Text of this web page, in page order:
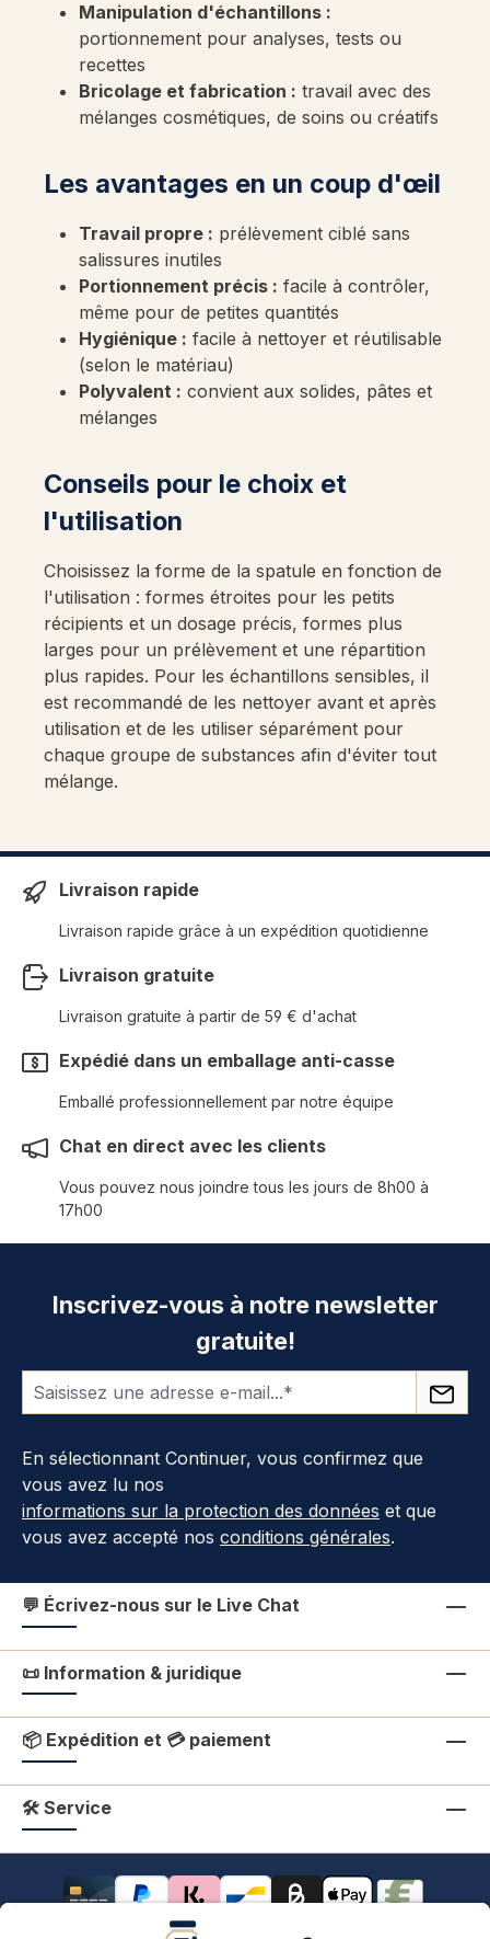
Manipulation d'échantillons :
portionnement pour analyses, tests ou
recettes
Bricolage et fabrication : travail avec des
mélanges cosmétiques, de soins ou créatifs
Les avantages en un coup d'œil
Travail propre : prélèvement ciblé sans
salissures inutiles
Portionnement précis : facile à contrôler,
même pour de petites quantités
Hygiénique : facile à nettoyer et réutilisable
(selon le matériau)
Polyvalent : convient aux solides, pâtes et
mélanges
Conseils pour le choix et
l'utilisation
Choisissez la forme de la spatule en fonction de
l'utilisation : formes étroites pour les petits
récipients et un dosage précis, formes plus
larges pour un prélèvement et une répartition
plus rapides. Pour les échantillons sensibles, il
est recommandé de les nettoyer avant et après
utilisation et de les utiliser séparément pour
chaque groupe de substances afin d'éviter tout
mélange.
Livraison rapide
Livraison rapide grâce à un expédition quotidienne
Livraison gratuite
Livraison gratuite à partir de 59 € d'achat
Expédié dans un emballage anti-casse
Emballé professionnellement par notre équipe
Chat en direct avec les clients
Vous pouvez nous joindre tous les jours de 8h00 à
17h00
Inscrivez-vous à notre newsletter
gratuite!
En sélectionnant Continuer, vous confirmez que
vous avez lu nos
informations sur la protection des données et que
vous avez accepté nos conditions générales.
💬 Écrivez-nous sur le Live Chat
📜 Information & juridique
📦 Expédition et 💳 paiement
🛠 Service